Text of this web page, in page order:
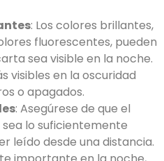
: Los colores brillantes,
fluorescentes, pueden
sea visible en la noche.
visibles en la oscuridad
o apagados.
: Asegúrese de que el
lo suficientemente
leído desde una distancia.